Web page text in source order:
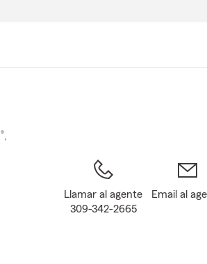
®,
Llamar al agente
309-342-2665
Email al